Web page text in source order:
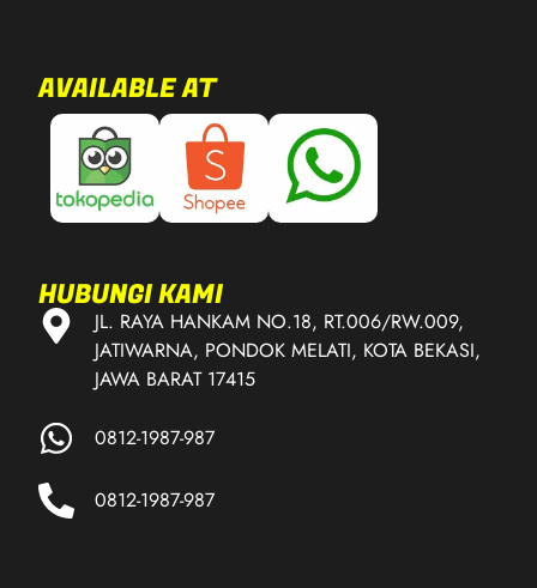
AVAILABLE AT
HUBUNGI KAMI
JL. RAYA HANKAM NO.18, RT.006/RW.009,
JATIWARNA, PONDOK MELATI, KOTA BEKASI,
JAWA BARAT 17415
0812-1987-987
0812-1987-987